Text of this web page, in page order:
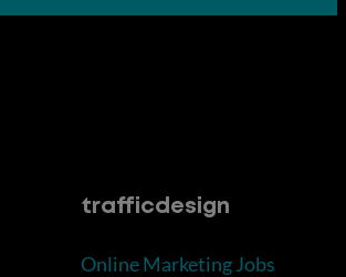
trafficdesign
Online Marketing Jobs